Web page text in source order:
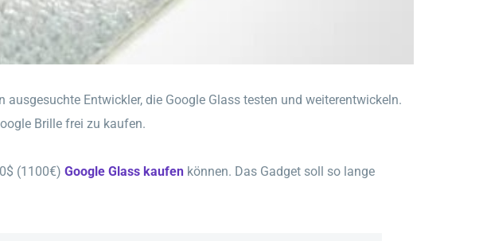
Entwickler, die Google Glass testen und weiterentwickeln.
Brille frei zu kaufen.
(1100€) Google Glass kaufen können. Das Gadget soll so lange